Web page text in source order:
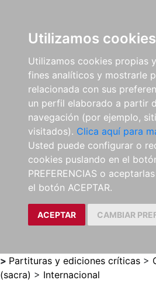
Utilizamos cookies
Utilizamos cookies propias
fines analíticos y mostrarle
relacionada con sus
un perfil elaborado a partir
navegación (por ejemplo,
visitados). Clica aquí para
Usted puede configurar o
cookies puslando en el
PREFERENCIAS o
el botón ACEPTAR.
ACEPTAR CAMBIAR
> Partituras y ediciones críticas >
(sacra) > Internacional